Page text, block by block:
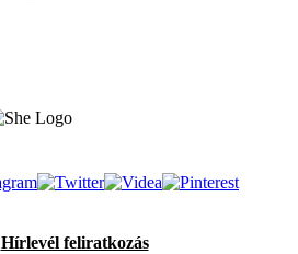
Hírlevél feliratkozás